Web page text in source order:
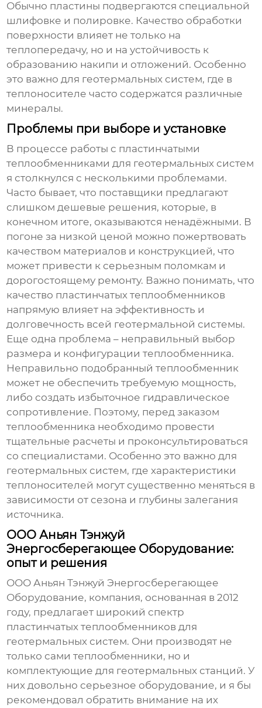
Обычно пластины подвергаются специальной
шлифовке и полировке. Качество обработки
поверхности влияет не только на
теплопередачу, но и на устойчивость к
образованию накипи и отложений. Особенно
это важно для геотермальных систем, где в
теплоносителе часто содержатся различные
минералы.
Проблемы при выборе и установке
В процессе работы с пластинчатыми
теплообменниками для геотермальных систем
я столкнулся с несколькими проблемами.
Часто бывает, что поставщики предлагают
слишком дешевые решения, которые, в
конечном итоге, оказываются ненадёжными. В
погоне за низкой ценой можно пожертвовать
качеством материалов и конструкцией, что
может привести к серьезным поломкам и
дорогостоящему ремонту. Важно понимать, что
качество пластинчатых теплообменников
напрямую влияет на эффективность и
долговечность всей геотермальной системы.
Еще одна проблема – неправильный выбор
размера и конфигурации теплообменника.
Неправильно подобранный теплообменник
может не обеспечить требуемую мощность,
либо создать избыточное гидравлическое
сопротивление. Поэтому, перед заказом
теплообменника необходимо провести
тщательные расчеты и проконсультироваться
со специалистами. Особенно это важно для
геотермальных систем, где характеристики
теплоносителей могут существенно меняться в
зависимости от сезона и глубины залегания
источника.
ООО Аньян Тэнжуй
Энергосберегающее Оборудование:
опыт и решения
ООО Аньян Тэнжуй Энергосберегающее
Оборудование, компания, основанная в 2012
году, предлагает широкий спектр
пластинчатых теплообменников для
геотермальных систем. Они производят не
только сами теплообменники, но и
комплектующие для геотермальных станций. У
них довольно серьезное оборудование, и я бы
рекомендовал обратить внимание на их